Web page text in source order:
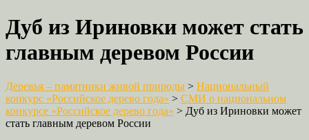
Дуб из Ириновки может стать
главным деревом России
Деревья – памятники живой природы > Национальный
конкурс «Российское дерево года» > СМИ о национальном
конкурсе «Российское дерево года» > Дуб из Ириновки может
стать главным деревом России